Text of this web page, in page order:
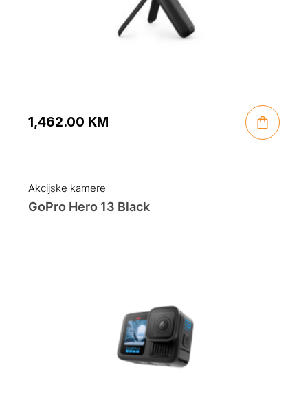
1,462.00 KM
Akcijske kamere
GoPro Hero 13 Black